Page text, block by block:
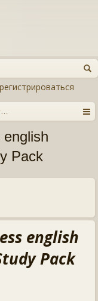
Pack
english
Pack